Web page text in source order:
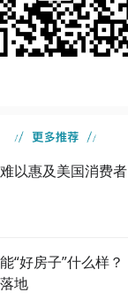
以惠及美国消费者
“好房子”什么样？
地